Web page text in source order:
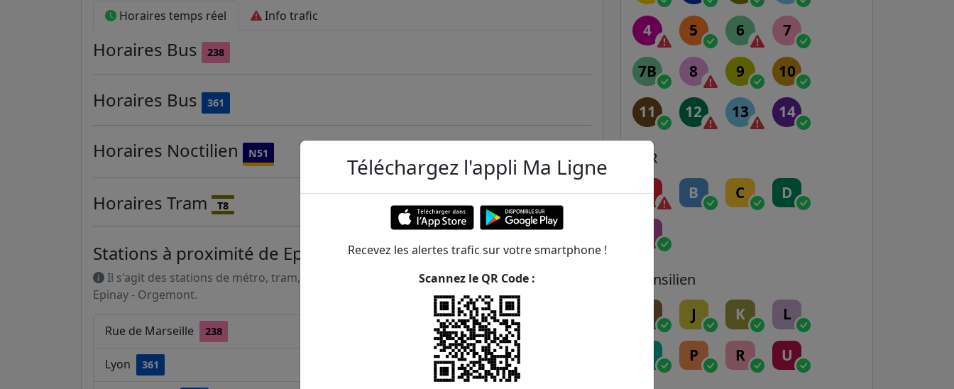
Horaires temps réel Info trafic
Horaires Bus 238
Horaires Bus 361
Horaires Noctilien N51
Horaires Tram T8
Stations à proximité de Epinay - Orgemont
Il s'agit des stations de métro, tram, RER et transilien situées à moins de 1km du tram
Epinay - Orgemont.
Rue de Marseille 238
Lyon 361
4 5 6 7
7B 8 9 10
11 12 13 14
RER
A B C D
Transilien
J K L
P R U
Téléchargez l'appli Ma Ligne
Recevez les alertes trafic sur votre smartphone !
Scannez le QR Code :